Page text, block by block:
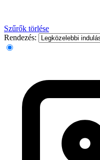
Szűrők törlése
Rendezés: